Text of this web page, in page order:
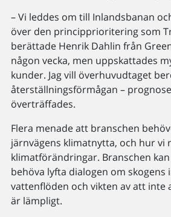
– Vi leddes om till Inlandsbanan
över den principprioritering som
berättade Henrik Dahlin från
någon vecka, men uppskattades
kunder. Jag vill överhuvudtaget
återställningsförmågan –
överträffades.
Flera menade att branschen
järnvägens klimatnytta, och hur vi
klimatförändringar. Branschen
behöva lyfta dialogen om skogens
vattenflöden och vikten av att inte
är lämpligt.